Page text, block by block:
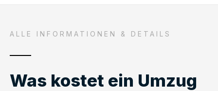
ALLE INFORMATIONEN & DETAILS
Was kostet ein Umzug